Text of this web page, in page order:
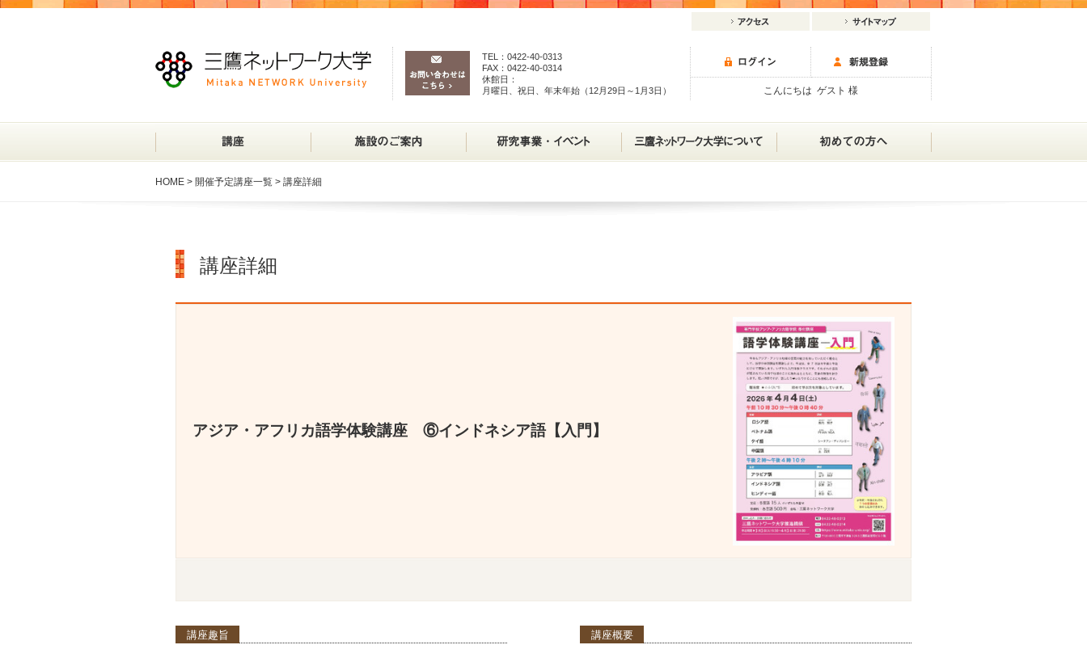
こんにちは ゲスト 様
TEL：0422-40-0313
FAX：0422-40-0314
休館日：
月曜日、祝日、年末年始（12月29日～1月3日）
HOME > 開催予定講座一覧 > 講座詳細
講座詳細
アジア・アフリカ語学体験講座 ⑥インドネシア語【入門】
講座趣旨 講座概要